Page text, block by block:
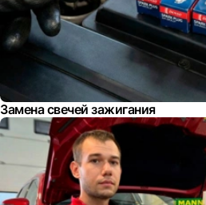
Замена свечей зажигания